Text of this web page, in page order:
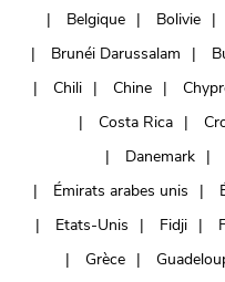
Belgique
Bolivie
Brunéi Darussalam
Chili
Chine
Costa Rica
Danemark
Émirats arabes unis
Etats-Unis
Fidji
Grèce